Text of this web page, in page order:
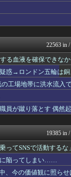
...
おーるじゃ
...
鬼女はみた
政経ワロ
ニュース
ツバメ速報
ベイスター
...
不思議.net -
筋肉速報
えっ!?また
阪神タイ
mutyunの
ダイエット
いたしん！
浮気ちゃん
22563 in
る血液を確保できな
惑→ロンドン五輪は
工場地帯に洪水流入
員が蹴り落とす 偶然
19385 in
ってSNSで活動する
に陥ってしまい……
中、今の価値観に照ら